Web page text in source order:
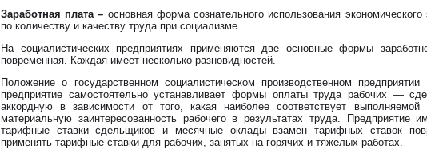
Заработная плата – основная форма сознательного использования экономического
по количеству и качеству труда при социализме.
На социалистических предприятиях применяются две основные формы
повременная. Каждая имеет несколько разновидностей.
Положение о государственном социалистическом производственном предприятии
предприятие самостоятельно устанавливает формы оплаты труда рабочих —
аккордную в зависимости от того, какая наиболее соответствует выполняемой
материальную заинтересованность рабочего в результатах труда. Предприятие
тарифные ставки сдельщиков и месячные оклады взамен тарифных ставок
применять тарифные ставки для рабочих, занятых на горячих и тяжелых работах.